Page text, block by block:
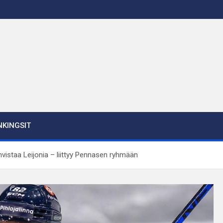
Leijonia – liittyy Pennasen ryhmään